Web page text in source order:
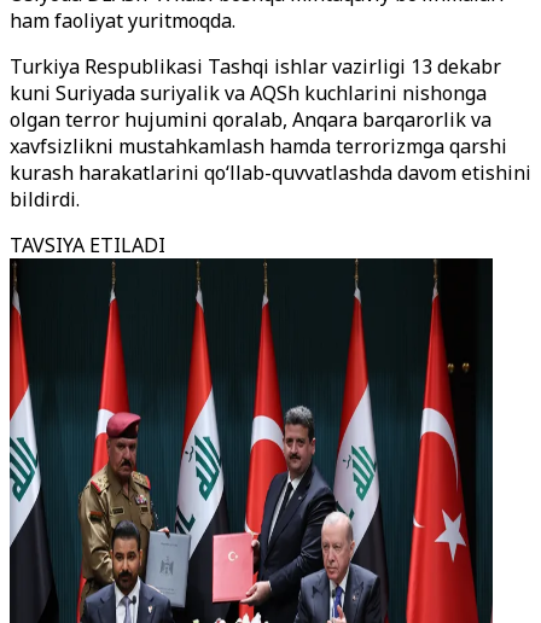
ham faoliyat yuritmoqda.
Turkiya Respublikasi Tashqi ishlar vazirligi 13 dekabr
kuni Suriyada suriyalik va AQSh kuchlarini nishonga
olgan terror hujumini qoralab, Anqara barqarorlik va
xavfsizlikni mustahkamlash hamda terrorizmga qarshi
kurash harakatlarini qo‘llab-quvvatlashda davom etishini
bildirdi.
TAVSIYA ETILADI